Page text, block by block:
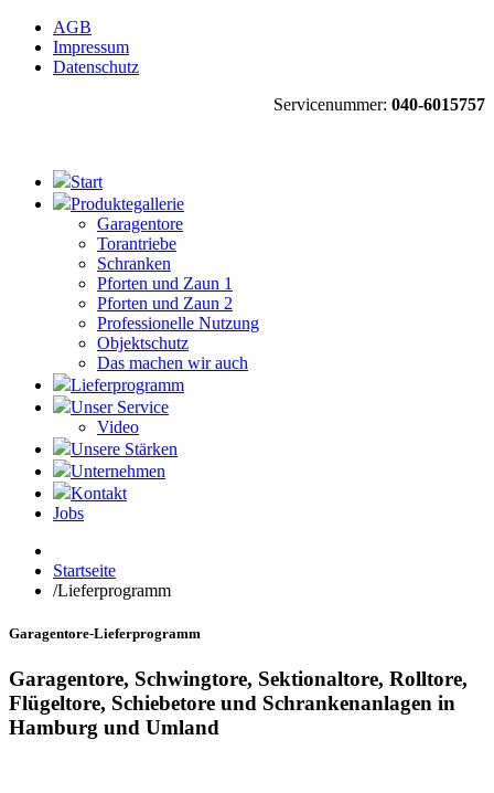
AGB
Impressum
Datenschutz
Servicenummer: 040-6015757
Start
Produktegallerie
Garagentore
Torantriebe
Schranken
Pforten und Zaun 1
Pforten und Zaun 2
Professionelle Nutzung
Objektschutz
Das machen wir auch
Lieferprogramm
Unser Service
Video
Unsere Stärken
Unternehmen
Kontakt
Jobs
Startseite
/Lieferprogramm
Garagentore-Lieferprogramm
Garagentore, Schwingtore, Sektionaltore, Rolltore,
Flügeltore, Schiebetore und Schrankenanlagen in
Hamburg und Umland